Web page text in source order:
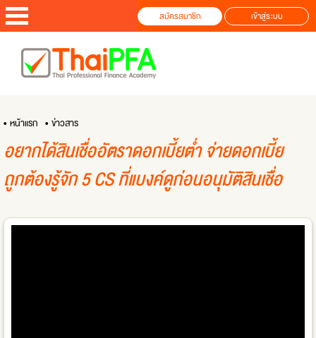
สมัครสมาชิก เข้าสู่ระบบ
• หน้าแรก • ข่าวสาร
อยากได้สินเชื่ออัตราดอกเบี้ยต่ำ จ่ายดอกเบี้ย
ถูกต้องรู้จัก 5 CS ที่แบงค์ดูก่อนอนุมัติสินเชื่อ